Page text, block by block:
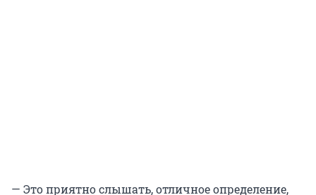
— Это приятно слышать, отличное определение,